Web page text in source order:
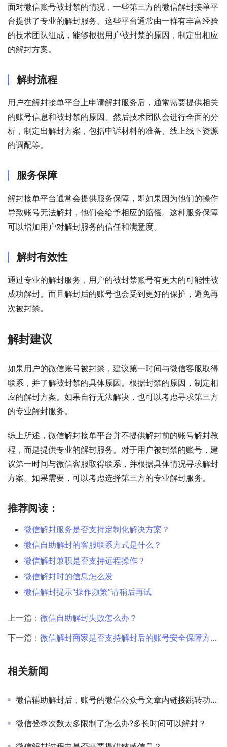
面对微信账号被封禁的情况，一些第三方的微信解封接单平
台提供了专业的解封服务。这些平台通常由一群有丰富经验
的技术团队组成，能够根据用户被封禁的原因，制定出相应
的解封方案。
解封流程
用户在解封接单平台上申请解封服务后，通常需要提供相关
的账号信息和被封禁的原因。然后技术团队会进行全面的分
析，制定出解封方案，包括申诉材料的准备、线上线下资源
的调配等。
服务保障
解封接单平台通常会提供服务保障，即如果因为他们的操作
导致账号无法解封，他们会给予相应的赔偿。这种服务保障
可以增加用户对解封服务的信任和满意度。
解封有效性
通过专业的解封服务，用户的被封禁账号有更大的可能性被
成功解封。而且解封后的账号也会受到更好的保护，避免再
次被封禁。
解封建议
如果用户的微信账号被封禁，建议第一时间与微信客服取得
联系，并了解被封禁的具体原因。根据封禁的原因，制定相
应的解封方案。如果自行无法解决，也可以考虑寻求第三方
的专业解封服务。
综上所述，微信解封接单平台并不提供解封前的账号解封教
程，而是提供专业的解封服务。对于用户被封禁的账号，建
议第一时间与微信客服取得联系，并根据具体情况寻求解封
方案。如果需要，可以考虑选择第三方的专业解封服务。
推荐阅读：
微信解封服务是否支持定制化解决方案？
微信自助解封的客服联系方式是什么？
微信解封兼职是否支持远程操作？
微信解封时的信息怎么发
微信解封提示“操作频繁”请稍后再试
上一篇： 微信自助解封失败怎么办？
下一篇： 微信解封商家是否支持解封后的账号安全保障方案？
相关新闻
微信辅助解封后，账号的微信公众号文章内链接跳转功能是否会受到影响？
微信登录次数太多限制了怎么办?多长时间可以解封？